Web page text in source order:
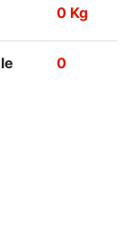
0 Kg
0